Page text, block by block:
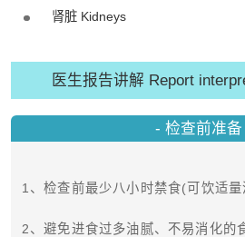
肾脏 Kidneys
医生报告讲解 Report
- 检查前准备
1、检查前最少八小时禁食(可饮适量
2、避免进食过多油腻、不易消化的